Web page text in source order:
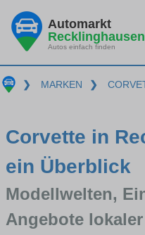
Automarkt
Recklinghausen
Autos einfach finden
❯ MARKEN ❯
Corvette in
ein Überblick
Modellwelten,
Angebote